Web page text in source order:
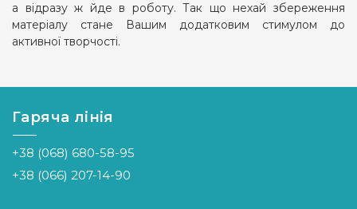
а відразу ж йде в роботу. Так що нехай збереження
матеріалу стане Вашим додатковим стимулом до
активної творчості.
Гаряча лінія
+38 (068) 680-58-95
+38 (066) 207-14-90